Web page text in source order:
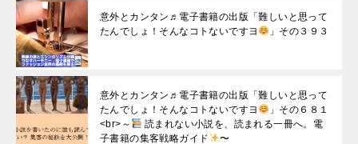
意外とカンタン♬電子書籍の出版「難しいと思って
たんでしょ！そんなコトないですヨ
」その３９３
意外とカンタン♬電子書籍の出版「難しいと思って
たんでしょ！そんなコトないですヨ
」その６８１
<br>～
読まれない小説を、読まれる一冊へ。電
子書籍の集客戦略ガイド
〜